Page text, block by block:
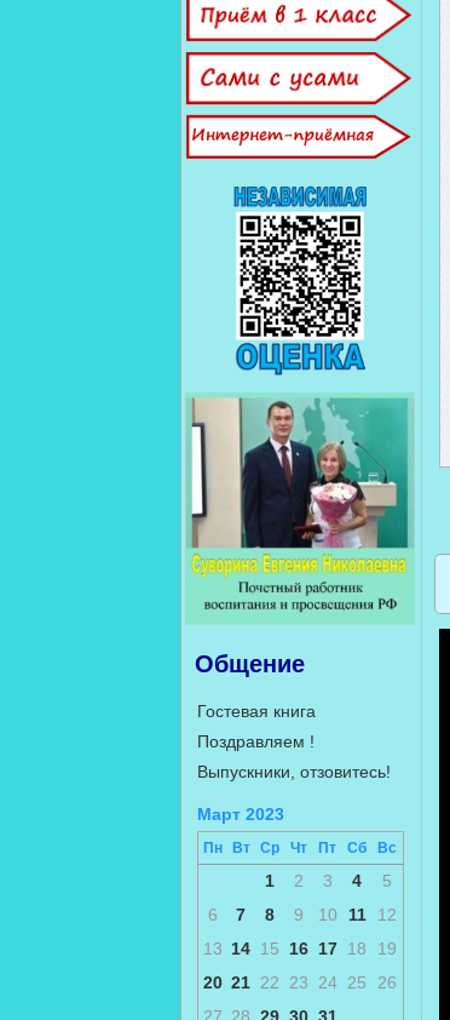
Общение
Гостевая книга
Поздравляем !
Выпускники, отзовитесь!
Март 2023
Пн Вт Ср Чт Пт Сб Вс
1 2 3 4
5
6
7 8 9 10 11
12
13 14 15 16 17 18
19
20 21 22 23 24 25
26